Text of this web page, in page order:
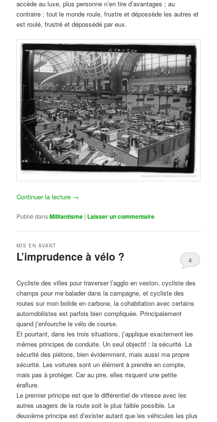
accède au luxe, plus personne n’en tire d’avantages ; au
contraire : tout le monde roule, frustre et dépossède les autres et
est roulé, frustré et dépossédé par eux.
Continuer la lecture →
Publié dansMilitantisme | Laisser un commentaire
L’imprudence à vélo ?
MIS EN AVANT
4
Cycliste des villes pour traverser l’agglo en veston, cycliste des
champs pour me balader dans la campagne, et cycliste des
routes sur mon bolide en carbone, la cohabitation avec certains
automobilistes est parfois bien compliquée. Principalement
quand j’enfourche le vélo de course.
Et pourtant, dans les trois situations, j’applique exactement les
mêmes principes de conduite. Un seul objectif : la sécurité. La
sécurité des piétons, bien évidemment, mais aussi ma propre
sécurité. Les voitures sont un élément à prendre en compte,
mais pas à protéger. Car au pire, elles risquent une petite
éraflure.
Le premier principe est que le différentiel de vitesse avec les
autres usagers de la route soit le plus faible possible. Le
deuxième principe est d’exister autant que les véhicules les plus